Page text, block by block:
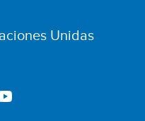
Unidas